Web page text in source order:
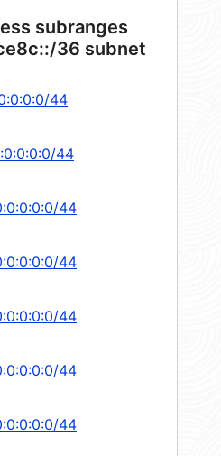
subranges
36 subnet
44
44
44
44
44
44
44